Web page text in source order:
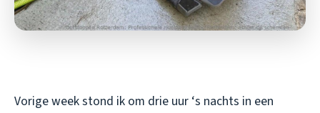
Vorige week stond ik om drie uur ‘s nachts in een